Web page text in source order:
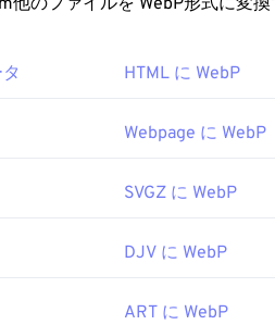
ファイルをダブルクリックする
ックして「プログラムから開く
Apple PreviewなどのMac OS
Experts Group
を使用して画像から色を選択します
ルを開くにはどうす
ず動作します。WebPファイルは
ューアとしては、Pixelmatorと
を開くためのプラグインを
他のファイルを WebP形式に変
HTML に WebP
Webpage に WebP
SVGZ に WebP
DJV に WebP
ART に WebP